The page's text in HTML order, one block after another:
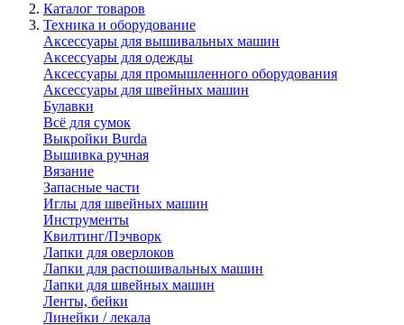
Каталог товаров
Техника и оборудование
Аксессуары для вышивальных машин
Аксессуары для одежды
Аксессуары для промышленного оборудования
Аксессуары для швейных машин
Булавки
Всё для сумок
Выкройки Burda
Вышивка ручная
Вязание
Запасные части
Иглы для швейных машин
Инструменты
Квилтинг/Пэчворк
Лапки для оверлоков
Лапки для распошивальных машин
Лапки для швейных машин
Ленты, бейки
Линейки / лекала